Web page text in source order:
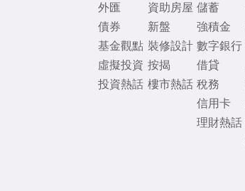
外匯
債券
基金觀點
虛擬投資
投資熱話
資助房屋
新盤
裝修設計
按揭
樓市熱話
儲蓄
強積金
數字銀行
借貸
稅務
信用卡
理財熱話